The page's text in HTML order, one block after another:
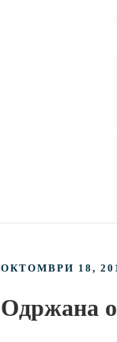
ОКТОМВРИ 18,
Одржана